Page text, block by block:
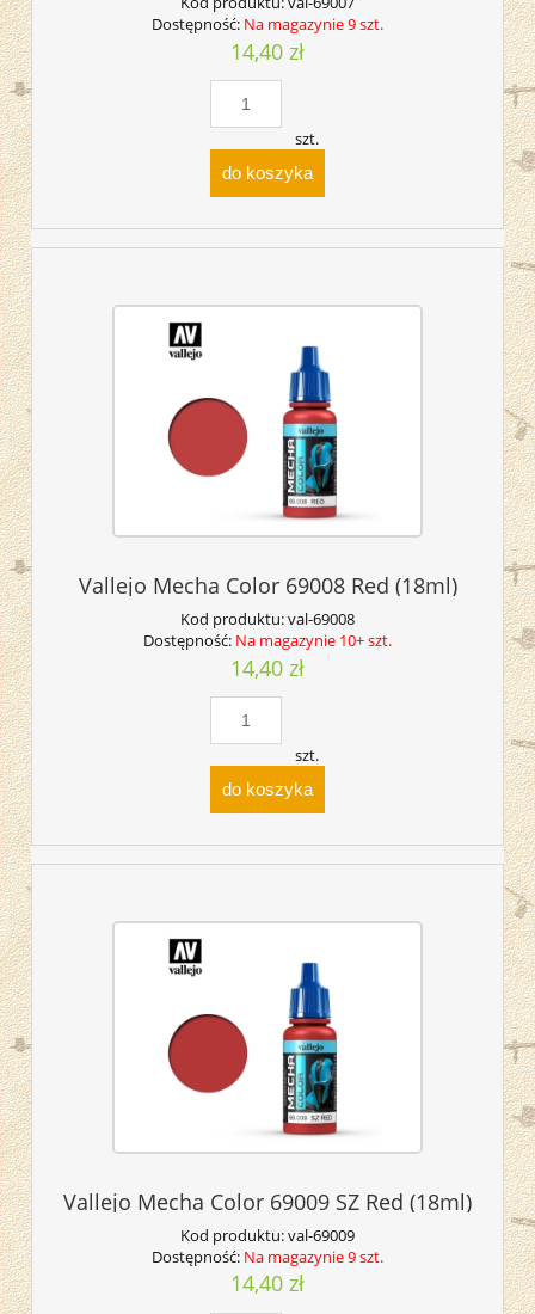
Dostępność: Na magazynie 9 szt.
14,40 zł
szt.
do koszyka
Vallejo Mecha Color 69008 Red (18ml)
Kod produktu:val-69008
Dostępność: Na magazynie 10+ szt.
14,40 zł
szt.
do koszyka
Vallejo Mecha Color 69009 SZ Red (18ml)
Kod produktu:val-69009
Dostępność: Na magazynie 9 szt.
14,40 zł